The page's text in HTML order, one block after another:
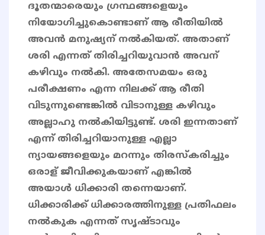
ദൂതന്മാരെയും ഗ്രന്ഥങ്ങളെയും
നിയോഗിച്ചുകൊണ്ടാണ് ആ രീതിയിൽ
അവൻ മനുഷ്യന് നൽകിയത്. അതാണ്
ശരി എന്നത് തിരിച്ചറിയുവാൻ അവന്
കഴിവും നൽകി. അതേസമയം ഒരു
പരീക്ഷണം എന്ന നിലക്ക് ആ രീതി
വിടുന്നുണ്ടെങ്കിൽ വിടാനുള്ള കഴിവും
അല്ലാഹു നൽകിയിട്ടുണ്ട്. ശരി ഇന്നതാണ്
എന്ന് തിരിച്ചറിയാനുള്ള എല്ലാ
ന്യായങ്ങളെയും മറന്നും തിരസ്കരിച്ചും
ഒരാള് ജീവിക്കുകയാണ് എങ്കിൽ
അയാൾ ധിക്കാരി തന്നെയാണ്.
ധിക്കാരിക്ക് ധിക്കാരത്തിനുള്ള പ്രതിഫലം
നൽകുക എന്നത് സൃഷ്ടാവും